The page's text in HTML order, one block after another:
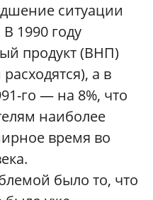
ситуации
1990 году
продукт (ВНП)
а в
го — на 8%, что
наиболее
время во
было то, что